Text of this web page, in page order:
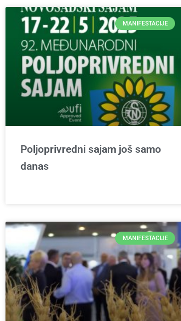
MANIFESTACIJE
Poljoprivredni sajam još samo
danas
MANIFESTACIJE